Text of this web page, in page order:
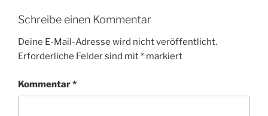
Schreibe einen Kommentar
Deine E-Mail-Adresse wird nicht veröffentlicht.
Erforderliche Felder sind mit* markiert
Kommentar*